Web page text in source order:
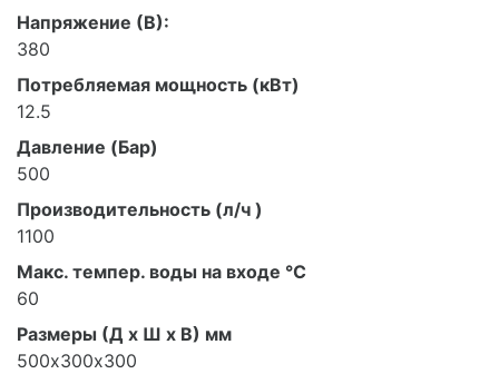
Напряжение (В):
380
Потребляемая мощность (кВт)
12.5
Давление (Бар)
500
Производительность (л/ч )
1100
Макс. темпер. воды на входе °C
60
Размеры (Д x Ш x В) мм
500х300х300